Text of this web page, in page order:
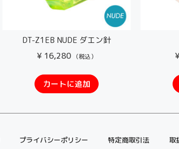
DT-Z1EB NUDE ダエン針
¥16,280 （税込）
カートに追加
プライバシーポリシー 特定商取引法 取